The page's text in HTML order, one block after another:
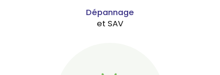
Dépannage
et SAV